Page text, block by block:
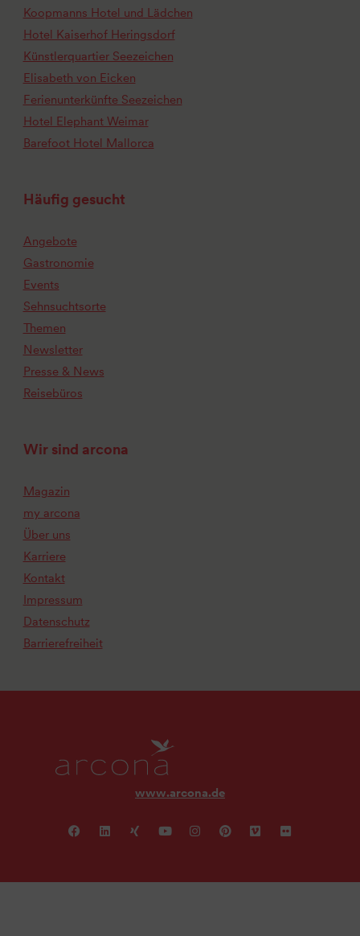
Koopmanns Hotel und Lädchen
Hotel Kaiserhof Heringsdorf
Künstlerquartier Seezeichen
Elisabeth von Eicken
Ferienunterkünfte Seezeichen
Hotel Elephant Weimar
Barefoot Hotel Mallorca
Häufig gesucht
Angebote
Gastronomie
Events
Sehnsuchtsorte
Themen
Newsletter
Presse & News
Reisebüros
Wir sind arcona
Magazin
my arcona
Über uns
Karriere
Kontakt
Impressum
Datenschutz
Barrierefreiheit
www.arcona.de